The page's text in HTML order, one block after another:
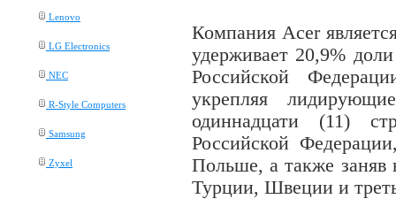
Lenovo
LG Electronics
NEC
R-Style Computers
Samsung
Zyxel
КомпанияAcer
удерживает 20,9%
Российской
укрепляя
одиннадцати (11)
Российской
Польше, а также
Турции, Швеции и